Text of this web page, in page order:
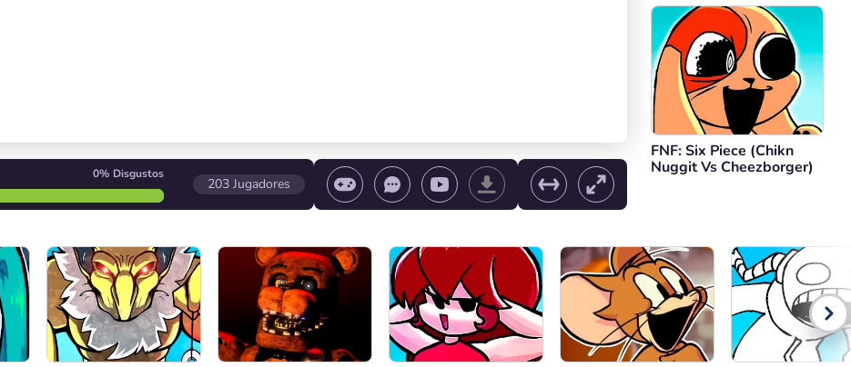
0% Disgustos
203 Jugadores
el juego/ Detener el juego/ Seleccionar un nivel
FNF: Six Piece (Chikn
Nuggit Vs Cheezborger)